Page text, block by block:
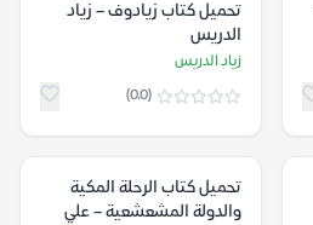
تحميل كتاب زيادوف – زياد
الدريس
زياد الدريس
(0.0)
تحميل كتاب الرحلة المكية
والدولة المشعشعية – علي